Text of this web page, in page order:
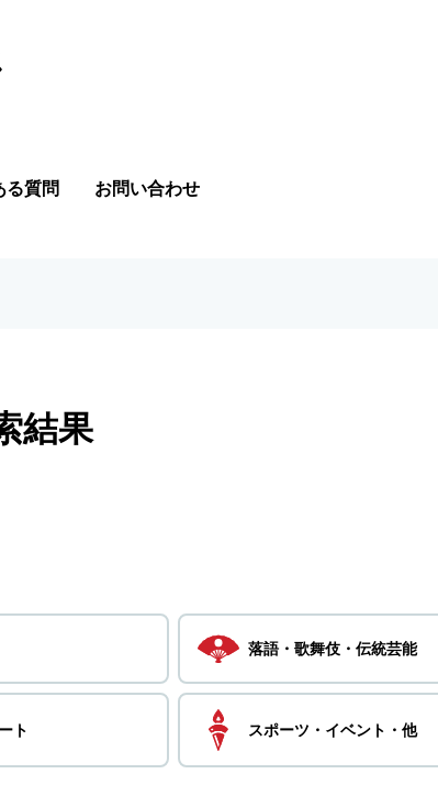
る質問 お問い合わせ
結果
落語・歌舞伎・伝統芸能
ト スポーツ・ イベント・他